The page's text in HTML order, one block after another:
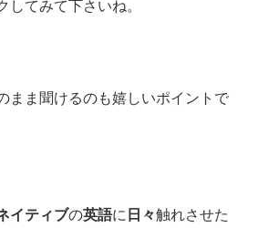
してみて下さいね。
まま聞けるのも嬉しいポイントで
イティブの英語に 日々触れさせた